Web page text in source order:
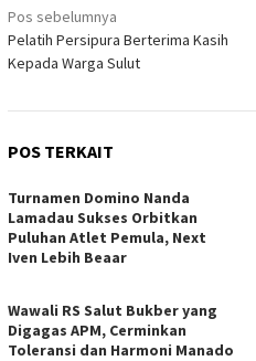
Navigasi
pos
Pos sebelumnya
Pelatih Persipura Berterima Kasih
Kepada Warga Sulut
POS TERKAIT
Turnamen Domino Nanda
Lamadau Sukses Orbitkan
Puluhan Atlet Pemula, Next
Iven Lebih Beaar
Wawali RS Salut Bukber yang
Digagas APM, Cerminkan
Toleransi dan Harmoni Manado